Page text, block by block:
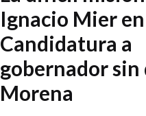
Ignacio Mier
Candidatura a
gobernador
Morena